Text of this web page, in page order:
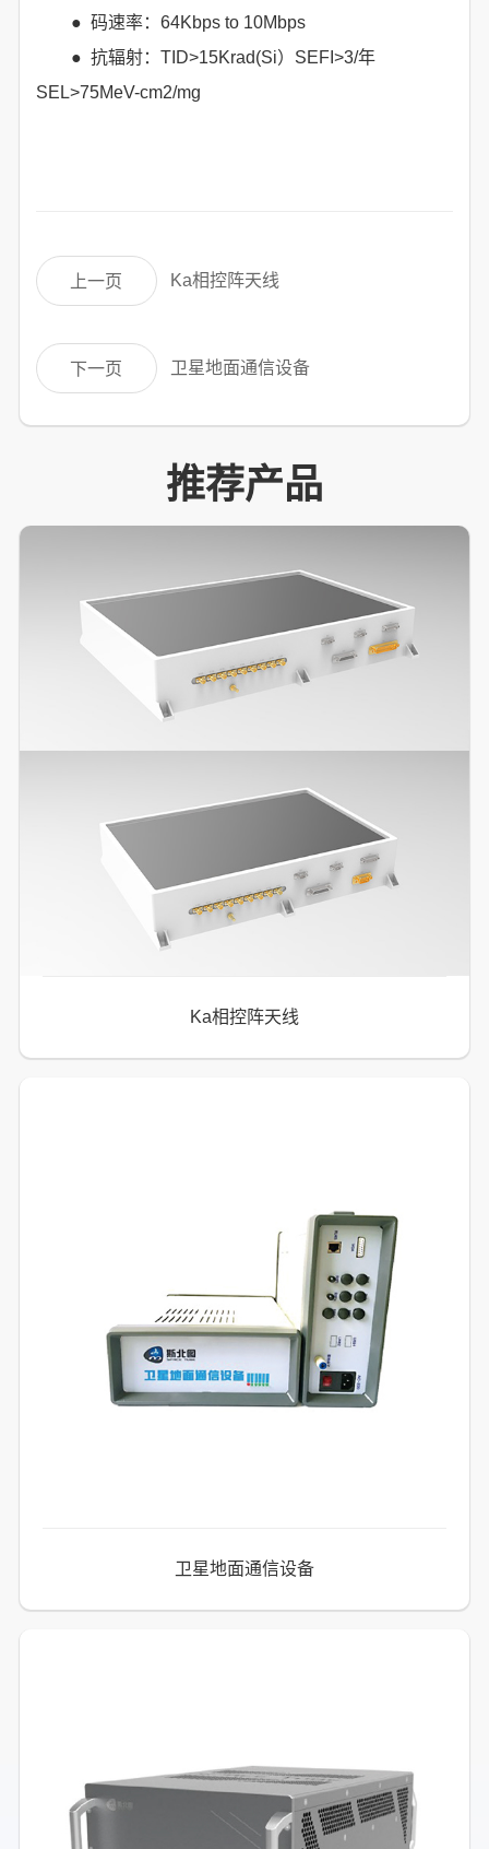
● 码速率：64Kbps to 10Mbps
● 抗辐射：TID>15Krad(Si）SEFI>3/年
SEL>75MeV-cm2/mg
上一页 Ka相控阵天线
下一页 卫星地面通信设备
推荐产品
Ka相控阵天线
卫星地面通信设备